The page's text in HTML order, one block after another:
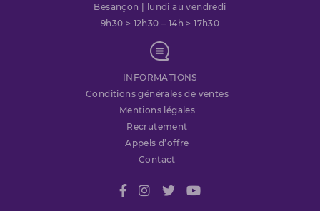
Besançon | lundi au vendredi
9h30 > 12h30 – 14h > 17h30
INFORMATIONS
Conditions générales de ventes
Mentions légales
Recrutement
Appels d’offre
Contact